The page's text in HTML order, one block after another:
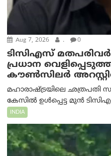
Aug 7, 2026 . 0
ടിസിഎസ്
പ്രധാന
കൗൺസിലർ
മഹാരാഷ്ട്രയിലെ ഛത്രപതി
കേസിൽ ഉൾപ്പെട്ട മുൻ
INDIA